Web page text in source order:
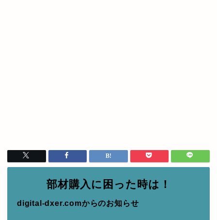
部材購入に困った時は！
digital-dxer.comからのお知らせ